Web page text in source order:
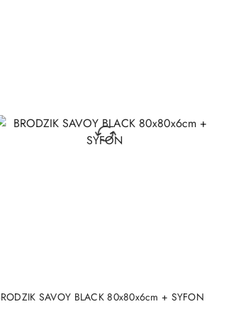
SAVOY BLACK 80x80x6cm + SYFON
DO KOSZYKA